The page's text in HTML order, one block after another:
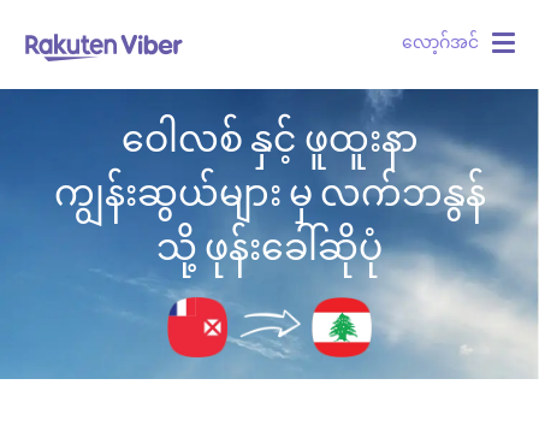
လော့ဂ်အင်
ဝေါလစ် နှင့် ဖူထူးနာ
ကျွန်းဆွယ်များ မှ လက်ဘနွန်
သို့ ဖုန်းခေါ်ဆိုပုံ